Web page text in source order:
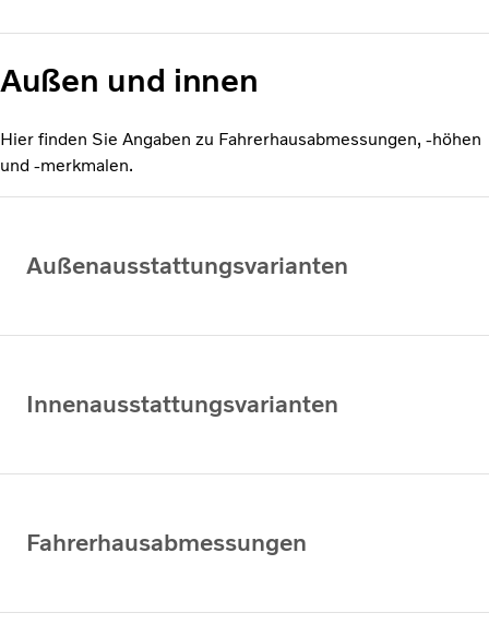
Außen und innen
Hier finden Sie Angaben zu Fahrerhausabmessungen, -höhen
und -merkmalen.
Außenausstattungsvarianten
Innenausstattungsvarianten
Fahrerhausabmessungen